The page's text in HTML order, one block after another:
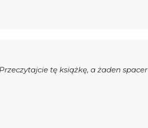
tę książkę, a żaden spacer